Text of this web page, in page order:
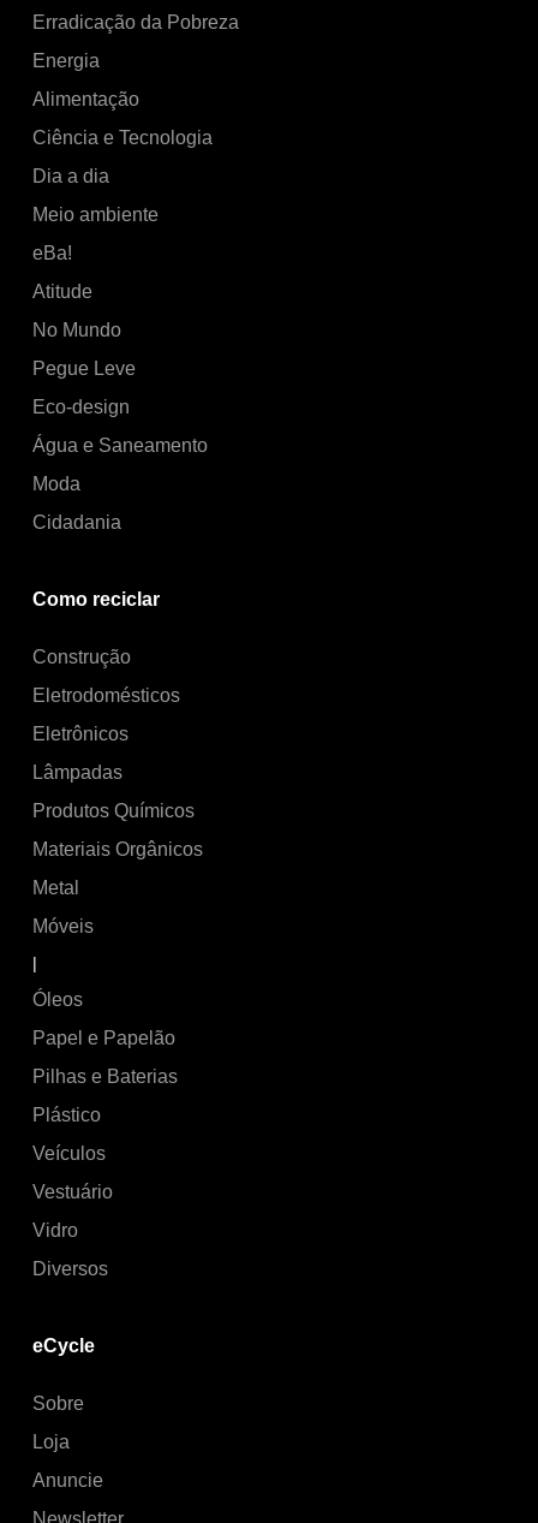
Erradicação da Pobreza
Energia
Alimentação
Ciência e Tecnologia
Dia a dia
Meio ambiente
eBa!
Atitude
No Mundo
Pegue Leve
Eco-design
Água e Saneamento
Moda
Cidadania
Como reciclar
Construção
Eletrodomésticos
Eletrônicos
Lâmpadas
Produtos Químicos
Materiais Orgânicos
Metal
Móveis
|
Óleos
Papel e Papelão
Pilhas e Baterias
Plástico
Veículos
Vestuário
Vidro
Diversos
eCycle
Sobre
Loja
Anuncie
Newsletter